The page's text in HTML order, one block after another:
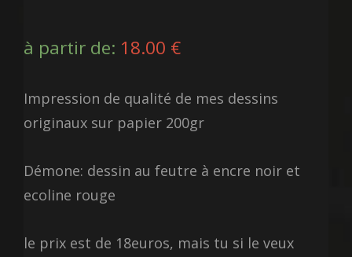
à partir de: 18.00 €
Impression de qualité de mes dessins
originaux sur papier 200gr
Démone: dessin au feutre à encre noir et
ecoline rouge
le prix est de 18euros, mais tu si le veux